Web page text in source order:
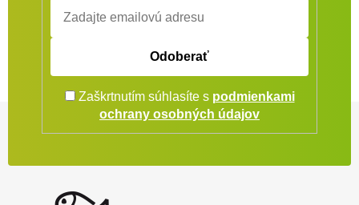
Odoberať
Zaškrtnutím súhlasíte s podmienkami
ochrany osobných údajov